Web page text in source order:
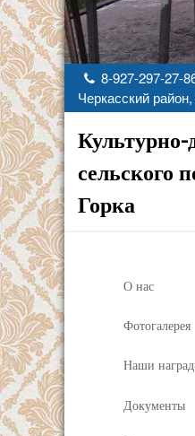
8-927-297-27-
Черкасский
Культурно-
сельского
Горка
О нас
Фотогалерея
Наши
Документы